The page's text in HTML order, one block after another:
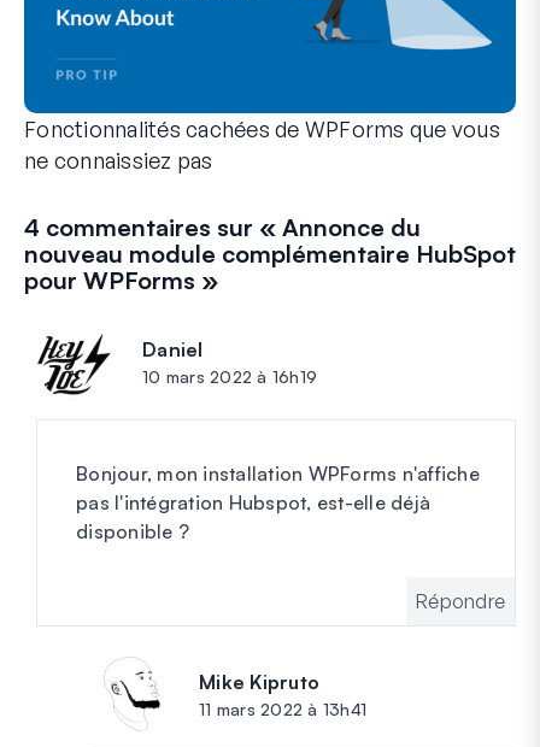
Fonctionnalités cachées de WPForms que vous
ne connaissiez pas
4 commentaires sur « Annonce du
nouveau module complémentaire HubSpot
pour WPForms »
Daniel
10 mars 2022 à 16h19
Bonjour, mon installation WPForms n'affiche
pas l'intégration Hubspot, est-elle déjà
disponible ?
Répondre
Mike Kipruto
11 mars 2022 à 13h41